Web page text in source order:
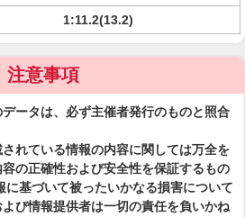
1:11.2(13.2)
注意事項
ータは、必ず主催者発行のものと照合
れている情報の内容に関しては万全を
の正確性および安全性を保証するもの
に基づいて被ったいかなる損害について
び情報提供者は一切の責任を負いかね